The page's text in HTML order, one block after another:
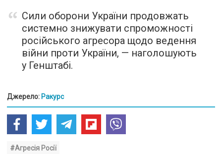
Сили оборони України продовжать
системно знижувати спроможності
російського агресора щодо ведення
війни проти України, — наголошують
у Генштабі.
Джерело: Ракурс
#Агресія Росії